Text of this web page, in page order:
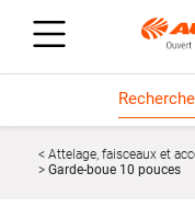
Attelage, faisceaux et
Garde-boue 10 pouces